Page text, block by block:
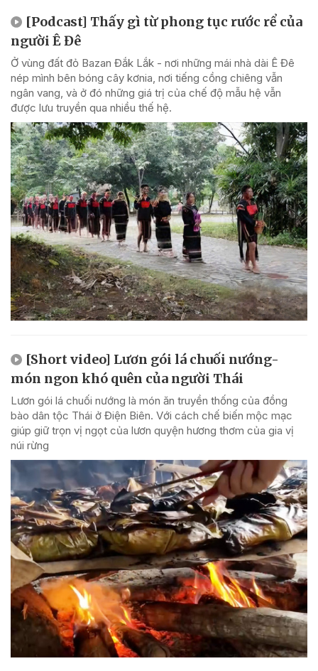
[Podcast] Thấy gì từ phong tục rước rể của
người Ê Đê
Ở vùng đất đỏ Bazan Đắk Lắk - nơi những mái nhà dài Ê Đê
nép mình bên bóng cây kơnia, nơi tiếng cồng chiêng vẫn
ngân vang, và ở đó những giá trị của chế độ mẫu hệ vẫn
được lưu truyền qua nhiều thế hệ.
[Short video] Lươn gói lá chuối nướng-
món ngon khó quên của người Thái
Lươn gói lá chuối nướng là món ăn truyền thống của đồng
bào dân tộc Thái ở Điện Biên. Với cách chế biến mộc mạc
giúp giữ trọn vị ngọt của lươn quyện hương thơm của gia vị
núi rừng